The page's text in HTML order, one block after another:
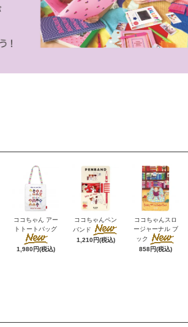
ココちゃん アー
トトートバッグ
1,980円(税込)
ココちゃんペン
バンド
1,210円(税込)
ココちゃんスロ
ージャーナル ブ
ック
858円(税込)